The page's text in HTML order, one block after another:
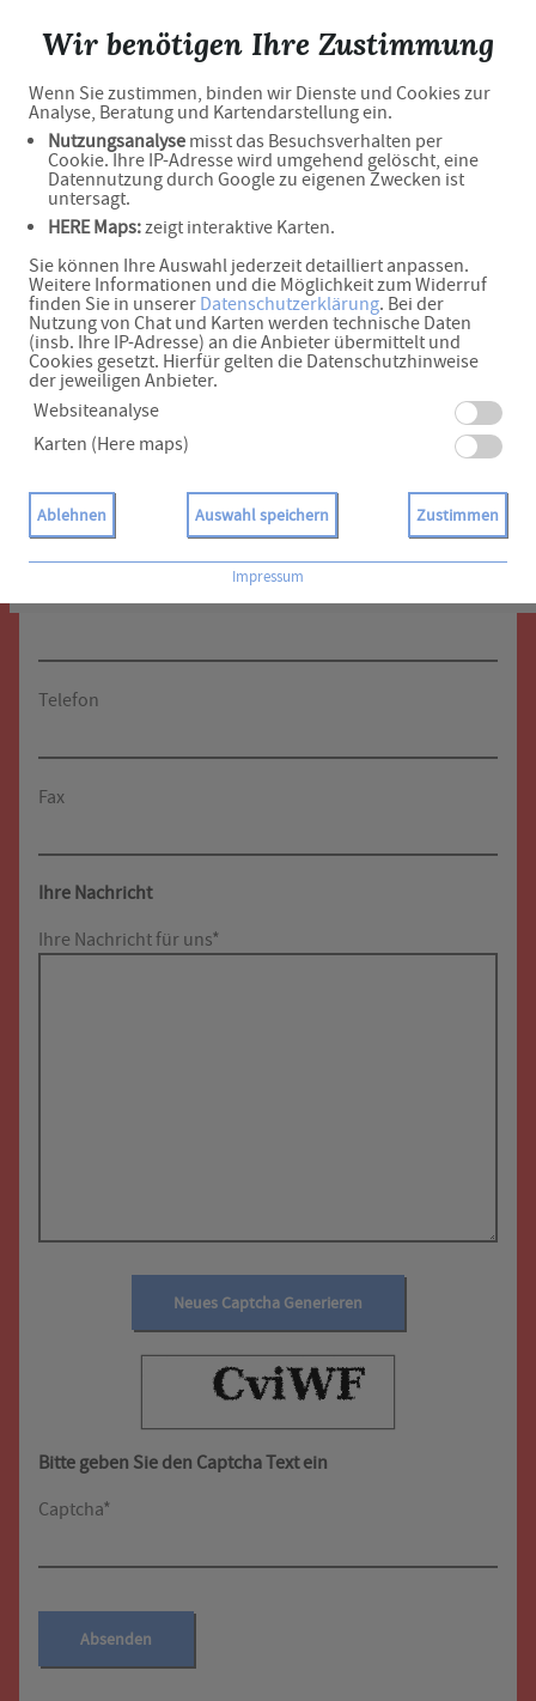
Wir benötigen Ihre Zustimmung
Wenn Sie zustimmen, binden wir Dienste und Cookies zur
Analyse, Beratung und Kartendarstellung ein.
Nutzungsanalyse misst das Besuchsverhalten per
Cookie. Ihre IP-Adresse wird umgehend gelöscht, eine
Datennutzung durch Google zu eigenen Zwecken ist
untersagt.
HERE Maps:zeigt interaktive Karten.
Sie können Ihre Auswahl jederzeit detailliert anpassen.
Weitere Informationen und die Möglichkeit zum Widerruf
finden Sie in unserer Datenschutzerklärung. Bei der
Nutzung von Chat und Karten werden technische Daten
(insb. Ihre IP-Adresse) an die Anbieter übermittelt und
Cookies gesetzt. Hierfür gelten die Datenschutzhinweise
der jeweiligen Anbieter.
Websiteanalyse
Karten (Here maps)
Ablehnen Auswahl speichern Zustimmen
Impressum
Apotheke am Rathaus
Haben Sie noch Fragen?
Dann schreiben Sie uns einfach eine Nachricht oder
rufen Sie uns direkt unter 05153 - 803585 an. Wir helfen
Ihnen gerne weiter.
Ihre Daten
Vorname*
Name*
E-Mail*
Telefon
Fax
Ihre Nachricht
Ihre Nachricht für uns*
Neues Captcha Generieren
Bitte geben Sie den Captcha Text ein
Captcha*
Absenden